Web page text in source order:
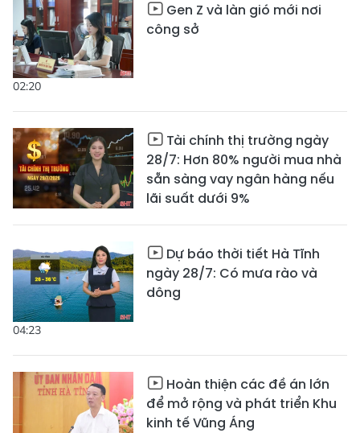
02:20
Gen Z và làn gió mới nơi
công sở
Tài chính thị trường ngày
28/7: Hơn 80% người mua nhà
sẵn sàng vay ngân hàng nếu
lãi suất dưới 9%
04:23
Dự báo thời tiết Hà Tĩnh
ngày 28/7: Có mưa rào và
dông
Hoàn thiện các đề án lớn
để mở rộng và phát triển Khu
kinh tế Vũng Áng